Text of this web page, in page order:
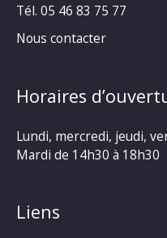
Tél. 05 46 83 75 77
Nous contacter
Horaires
Lundi, mercredi, jeudi,
Mardi de 14h30 à 18h30
Liens